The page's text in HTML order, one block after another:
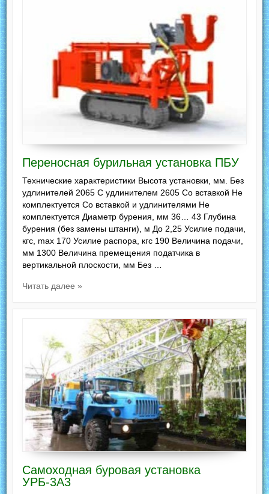
Переносная бурильная установка ПБУ
Технические характеристики Высота установки, мм. Без
удлинителей 2065 С удлинителем 2605 Со вставкой Не
комплектуется Со вставкой и удлинителями Не
комплектуется Диаметр бурения, мм 36… 43 Глубина
бурения (без замены штанги), м До 2,25 Усилие подачи,
кгс, max 170 Усилие распора, кгс 190 Величина подачи,
мм 1300 Величина премещения податчика в
вертикальной плоскости, мм Без …
Читать далее »
Самоходная буровая установка
УРБ-3А3